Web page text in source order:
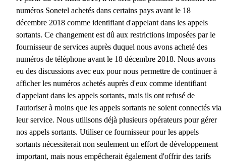
numéros Sonetel achetés dans certains pays avant le 18
décembre 2018 comme identifiant d'appelant dans les appels
sortants. Ce changement est dû aux restrictions imposées par le
fournisseur de services auprès duquel nous avons acheté des
numéros de téléphone avant le 18 décembre 2018. Nous avons
eu des discussions avec eux pour nous permettre de continuer à
afficher les numéros achetés auprès d'eux comme identifiant
d'appelant dans les appels sortants, mais ils ont refusé de
l'autoriser à moins que les appels sortants ne soient connectés via
leur service. Nous utilisons déjà plusieurs opérateurs pour gérer
nos appels sortants. Utiliser ce fournisseur pour les appels
sortants nécessiterait non seulement un effort de développement
important, mais nous empêcherait également d'offrir des tarifs